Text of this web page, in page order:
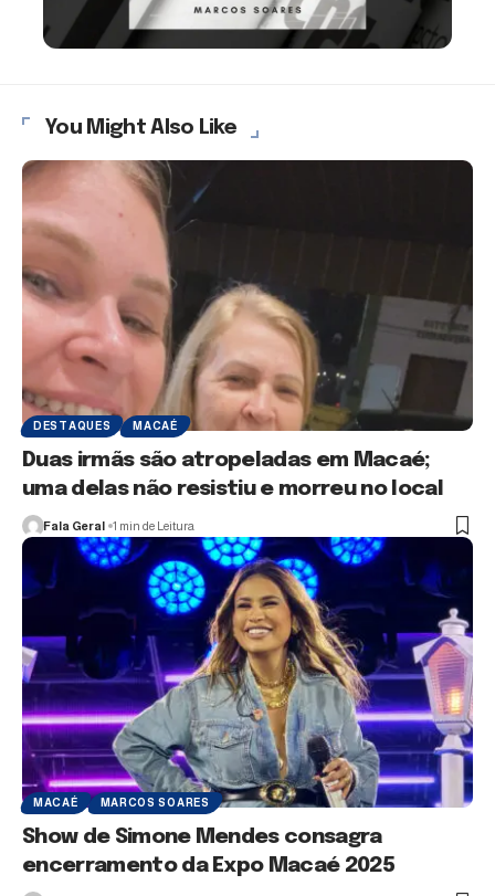
You Might Also Like
DESTAQUES MACAÉ
Duas irmãs são atropeladas em Macaé;
uma delas não resistiu e morreu no local
Fala Geral 1 min de Leitura
MACAÉ MARCOS SOARES
Show de Simone Mendes consagra
encerramento da Expo Macaé 2025